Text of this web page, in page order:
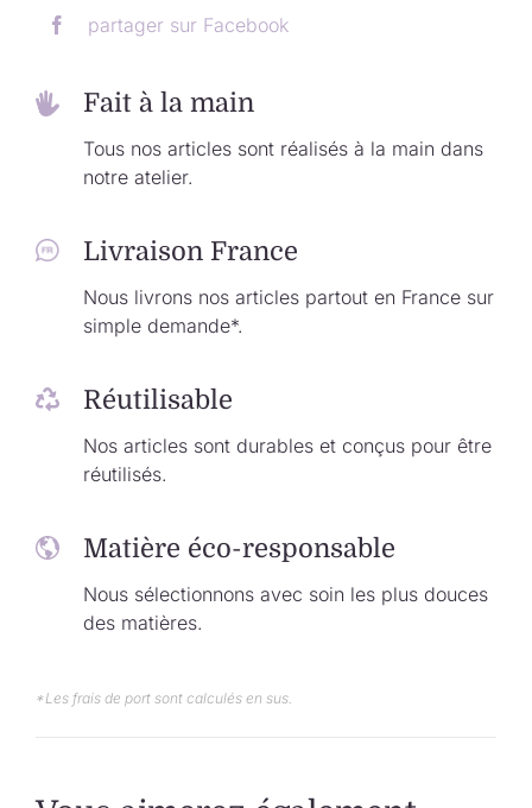
partager sur Facebook
Fait à la main
Tous nos articles sont réalisés à la main dans
notre atelier.
Livraison France
Nous livrons nos articles partout en France sur
simple demande*.
Réutilisable
Nos articles sont durables et conçus pour être
réutilisés.
Matière éco-responsable
Nous sélectionnons avec soin les plus douces
des matières.
*Les frais de port sont calculés en sus.